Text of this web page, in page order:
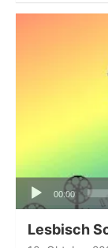
Audio-
Player
00:00
Lesbisch